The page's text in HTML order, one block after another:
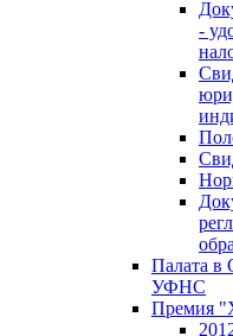
-
Палата в
УФНС
Премия